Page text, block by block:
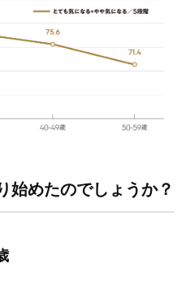
始めたのでしょうか？